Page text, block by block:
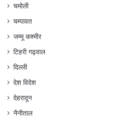
चमोली
चम्पावत
जम्मू कश्मीर
टिहरी गढ़वाल
दिल्ली
देश विदेश
देहरादून
नैनीताल